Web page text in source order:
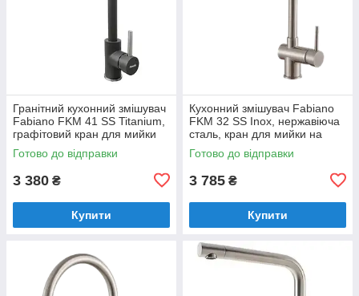
Гранітний кухонний змішувач
Fabiano FKM 41 SS Titanium,
графітовий кран для мийки
на кухню (8232.401.0266)
Готово до відправки
3 380 ₴
Купити
Кухонний змішувач Fabiano
FKM 32 SS Inox, нержавіюча
сталь, кран для мийки на
кухню (8232.401.0498)
Готово до відправки
3 785 ₴
Купити